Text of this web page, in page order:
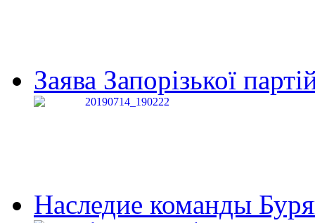
Заява Запорізької
Наследие команды